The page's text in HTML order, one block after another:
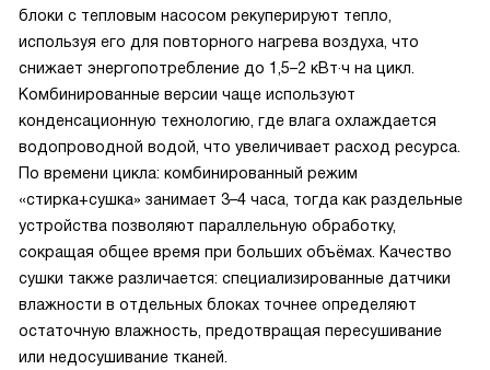
блоки с тепловым насосом рекуперируют тепло,
используя его для повторного нагрева воздуха, что
снижает энергопотребление до 1,5–2 кВт·ч на цикл.
Комбинированные версии чаще используют
конденсационную технологию, где влага охлаждается
водопроводной водой, что увеличивает расход ресурса.
По времени цикла: комбинированный режим
«стирка+сушка» занимает 3–4 часа, тогда как раздельные
устройства позволяют параллельную обработку,
сокращая общее время при больших объёмах. Качество
сушки также различается: специализированные датчики
влажности в отдельных блоках точнее определяют
остаточную влажность, предотвращая пересушивание
или недосушивание тканей.